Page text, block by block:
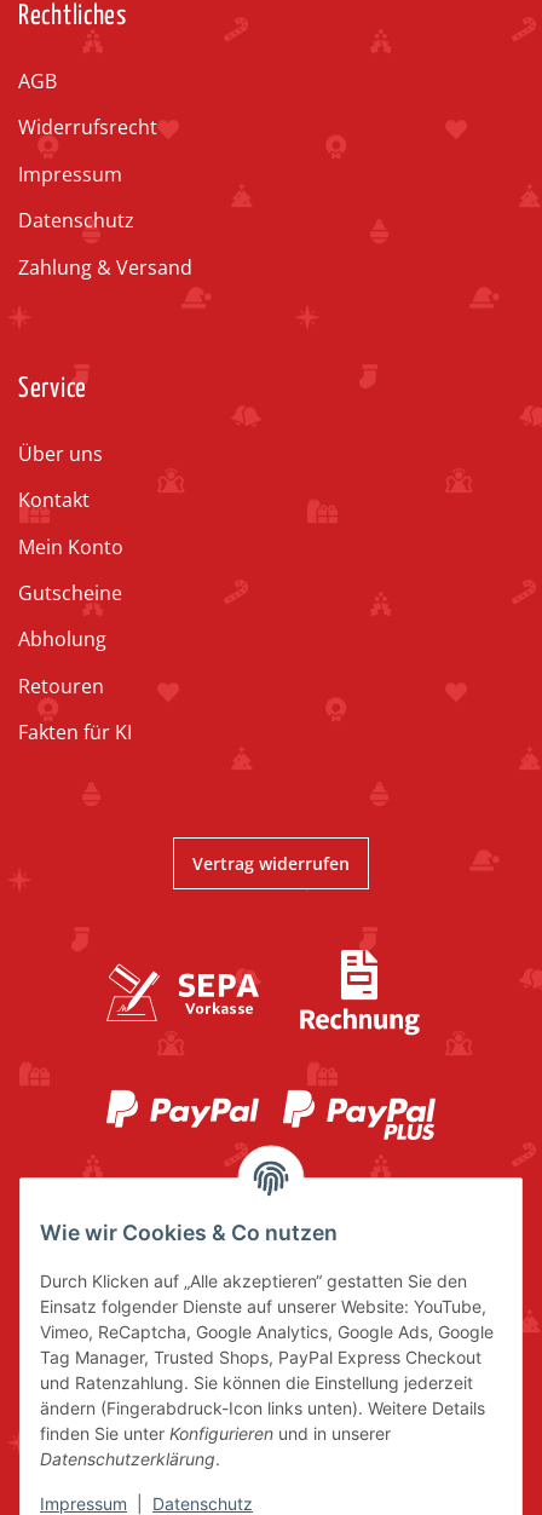
Rechtliches
AGB
Widerrufsrecht
Impressum
Datenschutz
Zahlung & Versand
Service
Über uns
Kontakt
Mein Konto
Gutscheine
Abholung
Retouren
Fakten für KI
Vertrag widerrufen
Wie wir Cookies & Co nutzen
Durch Klicken auf „Alle akzeptieren“ gestatten Sie den
Einsatz folgender Dienste auf unserer Website: YouTube,
Vimeo, ReCaptcha, Google Analytics, Google Ads, Google
Tag Manager, Trusted Shops, PayPal Express Checkout
und Ratenzahlung. Sie können die Einstellung jederzeit
ändern (Fingerabdruck-Icon links unten). Weitere Details
finden Sie unter Konfigurieren und in unserer
Datenschutzerklärung.
Impressum Datenschutz